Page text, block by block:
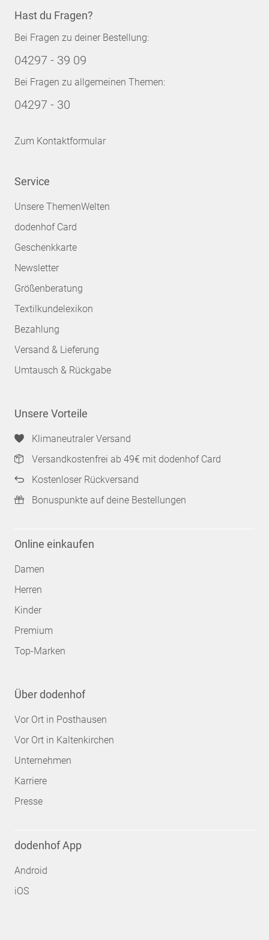
Hast du Fragen?
Bei Fragen zu deiner Bestellung:
04297 - 39 09
Bei Fragen zu allgemeinen Themen:
04297 - 30
Zum Kontaktformular
Service
Unsere ThemenWelten
dodenhof Card
Geschenkkarte
Newsletter
Größenberatung
Textilkundelexikon
Bezahlung
Versand & Lieferung
Umtausch & Rückgabe
Unsere Vorteile
Klimaneutraler Versand
Versandkostenfrei ab 49€ mit dodenhof Card
Kostenloser Rückversand
Bonuspunkte auf deine Bestellungen
Online einkaufen
Damen
Herren
Kinder
Premium
Top-Marken
Über dodenhof
Vor Ort in Posthausen
Vor Ort in Kaltenkirchen
Unternehmen
Karriere
Presse
dodenhof App
Android
iOS